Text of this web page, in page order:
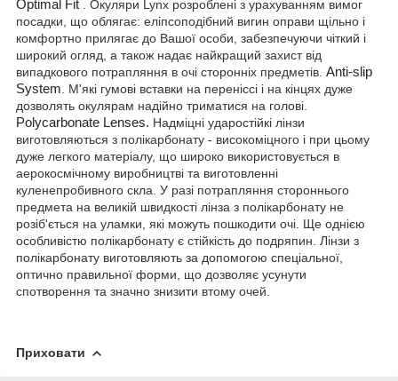
Optimal Fit
. Окуляри Lynx розроблені з урахуванням вимог
посадки, що облягає: еліпсоподібний вигин оправи щільно і
комфортно прилягає до Вашої особи, забезпечуючи чіткий і
широкий огляд, а також надає найкращий захист від
випадкового потрапляння в очі сторонніх предметів. Anti-slip
System . М'які гумові вставки на переніссі і на кінцях дуже
дозволять окулярам надійно триматися на голові.
Polycarbonate Lenses. Надміцні ударостійкі лінзи
виготовляються з полікарбонату - високоміцного і при цьому
дуже легкого матеріалу, що широко використовується в
аерокосмічному виробництві та виготовленні
куленепробивного скла. У разі потрапляння стороннього
предмета на великій швидкості лінза з полікарбонату не
розіб'ється на уламки, які можуть пошкодити очі. Ще однією
особливістю полікарбонату є стійкість до подряпин. Лінзи з
полікарбонату виготовляють за допомогою спеціальної,
оптично правильної форми, що дозволяє усунути
спотворення та значно знизити втому очей.
Приховати